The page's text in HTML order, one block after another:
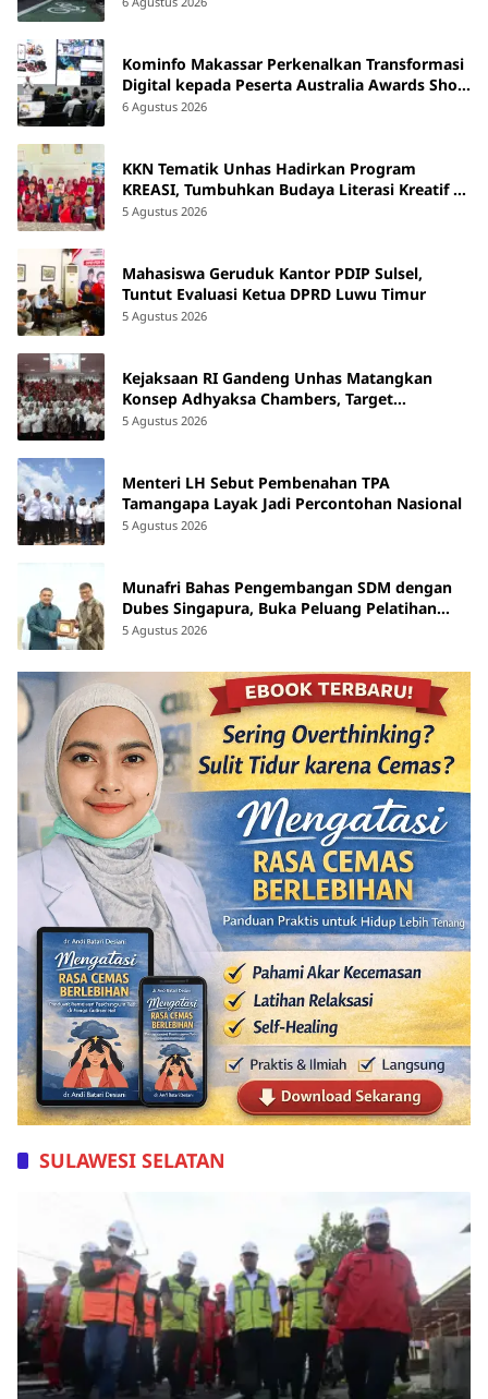
Kominfo Makassar Perkenalkan Transformasi
Digital kepada Peserta Australia Awards Short
Course
6 Agustus 2026
KKN Tematik Unhas Hadirkan Program
KREASI, Tumbuhkan Budaya Literasi Kreatif di
SDN 47 Alluka Takalar
5 Agustus 2026
Mahasiswa Geruduk Kantor PDIP Sulsel,
Tuntut Evaluasi Ketua DPRD Luwu Timur
5 Agustus 2026
Kejaksaan RI Gandeng Unhas Matangkan
Konsep Adhyaksa Chambers, Target
Beroperasi 2027
5 Agustus 2026
Menteri LH Sebut Pembenahan TPA
Tamangapa Layak Jadi Percontohan Nasional
5 Agustus 2026
Munafri Bahas Pengembangan SDM dengan
Dubes Singapura, Buka Peluang Pelatihan
bagi ASN hingga Masyarakat
5 Agustus 2026
SULAWESI SELATAN